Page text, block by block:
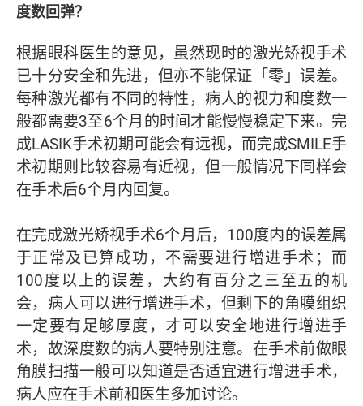
度数回弹？
根据眼科医生的意见，虽然现时的激光矫视手术
已十分安全和先进，但亦不能保证「零」误差。
每种激光都有不同的特性，病人的视力和度数一
般都需要3至6个月的时间才能慢慢稳定下来。完
成LASIK手术初期可能会有远视，而完成SMILE手
术初期则比较容易有近视，但一般情况下同样会
在手术后6个月内回复。
在完成激光矫视手术6个月后，100度内的误差属
于正常及已算成功，不需要进行增进手术；而
100度以上的误差，大约有百分之三至五的机
会，病人可以进行增进手术，但剩下的角膜组织
一定要有足够厚度，才可以安全地进行增进手
术，故深度数的病人要特别注意。在手术前做眼
角膜扫描一般可以知道是否适宜进行增进手术，
病人应在手术前和医生多加讨论。